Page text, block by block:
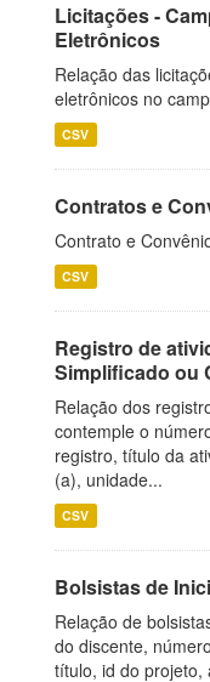
Licitações -
Eletrônicos
Relação das
eletrônicos no
CSV
Contratos e
Contrato e
CSV
Registro de
Simplificado ou
Relação dos
contemple o
registro, título da
(a), unidade...
CSV
Bolsistas de
Relação de
do discente,
título, id do projeto,